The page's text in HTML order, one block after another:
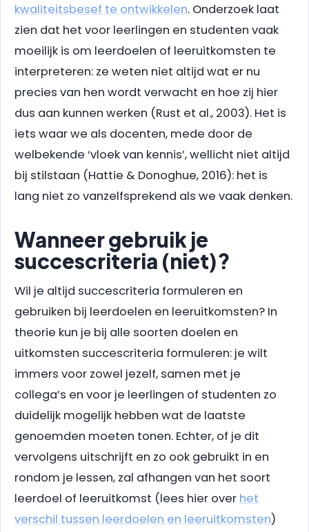
kwaliteitsbesef te ontwikkelen. Onderzoek laat
zien dat het voor leerlingen en studenten vaak
moeilijk is om leerdoelen of leeruitkomsten te
interpreteren: ze weten niet altijd wat er nu
precies van hen wordt verwacht en hoe zij hier
dus aan kunnen werken (Rust et al., 2003). Het is
iets waar we als docenten, mede door de
welbekende ‘vloek van kennis’, wellicht niet altijd
bij stilstaan (Hattie & Donoghue, 2016): het is
lang niet zo vanzelfsprekend als we vaak denken.
Wanneer gebruik je
succescriteria (niet)?
Wil je altijd succescriteria formuleren en
gebruiken bij leerdoelen en leeruitkomsten? In
theorie kun je bij alle soorten doelen en
uitkomsten succescriteria formuleren: je wilt
immers voor zowel jezelf, samen met je
collega’s en voor je leerlingen of studenten zo
duidelijk mogelijk hebben wat de laatste
genoemden moeten tonen. Echter, of je dit
vervolgens uitschrijft en zo ook gebruikt in en
rondom je lessen, zal afhangen van het soort
leerdoel of leeruitkomst (lees hier over het
verschil tussen leerdoelen en leeruitkomsten)